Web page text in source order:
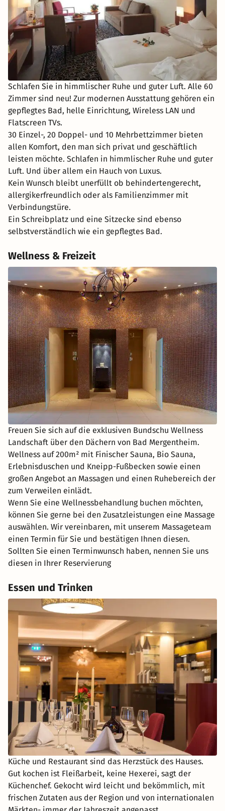
Schlafen Sie in himmlischer Ruhe und guter Luft. Alle 60
Zimmer sind neu! Zur modernen Ausstattung gehören ein
gepflegtes Bad, helle Einrichtung, Wireless LAN und
Flatscreen TVs.
30 Einzel-, 20 Doppel- und 10 Mehrbettzimmer bieten
allen Komfort, den man sich privat und geschäftlich
leisten möchte. Schlafen in himmlischer Ruhe und guter
Luft. Und über allem ein Hauch von Luxus.
Kein Wunsch bleibt unerfüllt ob behindertengerecht,
allergikerfreundlich oder als Familienzimmer mit
Verbindungstüre.
Ein Schreibplatz und eine Sitzecke sind ebenso
selbstverständlich wie ein gepflegtes Bad.
Wellness & Freizeit
Freuen Sie sich auf die exklusiven Bundschu Wellness
Landschaft über den Dächern von Bad Mergentheim.
Wellness auf 200m² mit Finischer Sauna, Bio Sauna,
Erlebnisduschen und Kneipp-Fußbecken sowie einen
großen Angebot an Massagen und einen Ruhebereich der
zum Verweilen einlädt.
Wenn Sie eine Wellnessbehandlung buchen möchten,
können Sie gerne bei den Zusatzleistungen eine Massage
auswählen. Wir vereinbaren, mit unserem Massageteam
einen Termin für Sie und bestätigen Ihnen diesen.
Sollten Sie einen Terminwunsch haben, nennen Sie uns
diesen in Ihrer Reservierung
Essen und Trinken
Küche und Restaurant sind das Herzstück des Hauses.
Gut kochen ist Fleißarbeit, keine Hexerei, sagt der
Küchenchef. Gekocht wird leicht und bekömmlich, mit
frischen Zutaten aus der Region und von internationalen